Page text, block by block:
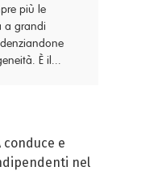
più le
a grandi
È il...
conduce e
nel